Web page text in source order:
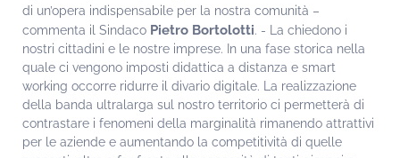
di un’opera indispensabile per la nostra comunità –
commenta il Sindaco Pietro Bortolotti. - La chiedono i
nostri cittadini e le nostre imprese. In una fase storica nella
quale ci vengono imposti didattica a distanza e smart
working occorre ridurre il divario digitale. La realizzazione
della banda ultralarga sul nostro territorio ci permetterà di
contrastare i fenomeni della marginalità rimanendo attrattivi
per le aziende e aumentando la competitività di quelle